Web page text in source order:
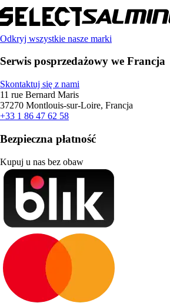
Odkryj wszystkie nasze marki
Serwis posprzedażowy we Francja
Skontaktuj się z nami
11 rue Bernard Maris
37270 Montlouis-sur-Loire, Francja
+33 1 86 47 62 58
Bezpieczna płatność
Kupuj u nas bez obaw